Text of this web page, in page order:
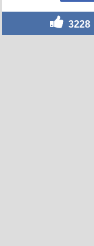
3228